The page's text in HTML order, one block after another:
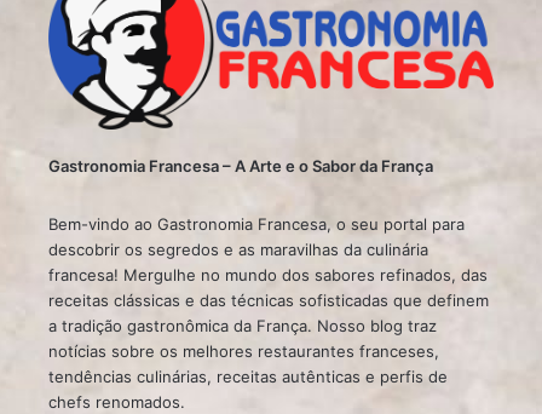
Gastronomia Francesa – A Arte e o Sabor da França
Bem-vindo ao Gastronomia Francesa, o seu portal para
descobrir os segredos e as maravilhas da culinária
francesa! Mergulhe no mundo dos sabores refinados, das
receitas clássicas e das técnicas sofisticadas que definem
a tradição gastronômica da França. Nosso blog traz
notícias sobre os melhores restaurantes franceses,
tendências culinárias, receitas autênticas e perfis de
chefs renomados.